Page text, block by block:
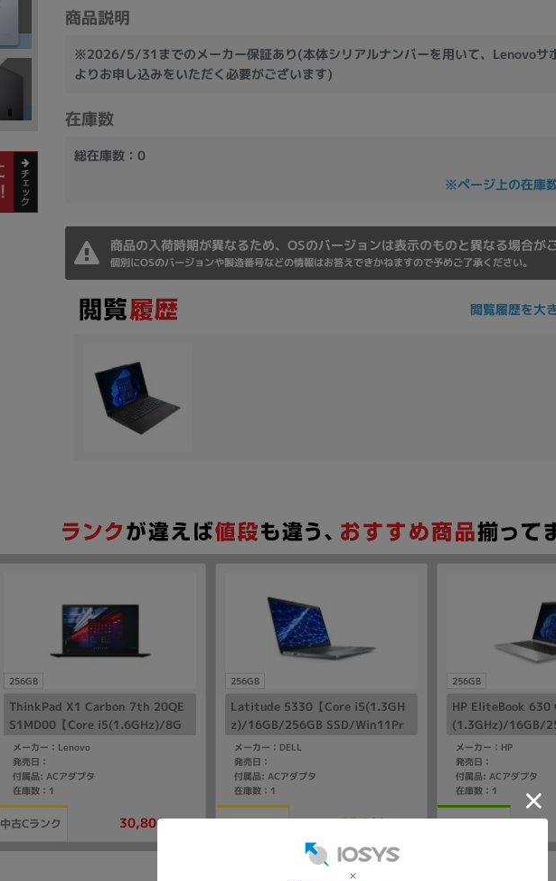
商品説明
※2026/5/31までのメーカー保証あり(本体シリアルナンバーを用いて、Lenovoサ
よりお申し込みをいただく必要がございます)
在庫数
総在庫数：0
※ページ上の在庫
商品の入荷時期が異なるため、OSのバージョンは表示のものと異なる場合がご
個別にOSのバージョンや製造番号などの情報はお答えできかねますので予めご了承ください。
閲覧履歴を大
256GB
ThinkPad X1 Carbon 7th 20QE
S1MD00【Core i5(1.6GHz)/8G
B/256GB SSD/Win11Pro】
メーカー：Lenovo
発売日：
付属品: ACアダプタ
在庫数：1
中古Cランク 30,800
256GB
Latitude 5330【Core i5(1.3GH
z)/16GB/256GB SSD/Win11Pr
o】
メーカー：DELL
発売日：
付属品: ACアダプタ
在庫数：1
中古Cランク 57,800
256GB
HP EliteBook 630
(1.3GHz)/16GB/
n11Pro】
メーカー：HP
発売日：
付属品: ACアダプタ
在庫数：1
中古Bランク